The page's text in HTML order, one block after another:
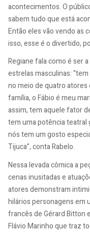
acontecimentos. O
sabem tudo que está
Então eles vão vendo as
isso, esse é o divertido,
Regiane fala como é ser
estrelas masculinas:
no meio de quatro
família, o Fábio é meu
assim, tem aquele fator
tem uma potência teatral
nós tem um gosto
Tijuca”, conta Rabelo.
Nessa levada cômica a
cenas inusitadas e
atores demonstram
hilários personagens em
francês de Gérard Bitton
Flávio Marinho que traz